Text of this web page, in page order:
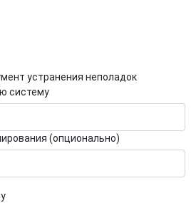
устранения неполадок
систему
(опционально)